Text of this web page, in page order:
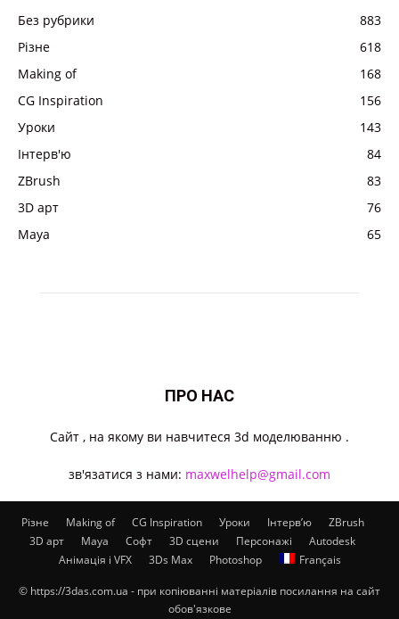
Без рубрики
883
Різне
618
Making of
168
CG Inspiration
156
Уроки
143
Інтерв'ю
84
ZBrush
83
3D арт
76
Maya
65
ПРО НАС
Cайт , на якому ви навчитеся 3d моделюванню .
зв'язатися з нами: maxwelhelp@gmail.com
Різне Making of CG Inspiration Уроки Інтерв’ю
ZBrush
3D арт
Maya Софт 3D сцени Персонажі
Autodesk
Анімація і VFX
3Ds Max Photoshop Français
© https://3das.com.ua - при копіюванні матеріалів посилання на сайт
обов'язкове